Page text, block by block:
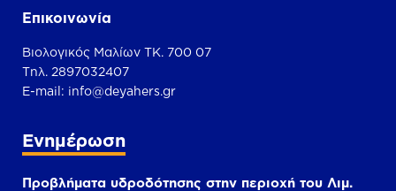
Επικοινωνία
Βιολογικός Μαλίων ΤΚ. 700 07
Τηλ. 2897032407
Ε-mail: info@deyahers.gr
Ενημέρωση
Προβλήματα υδροδότησης στην περιοχή του Λιμ.